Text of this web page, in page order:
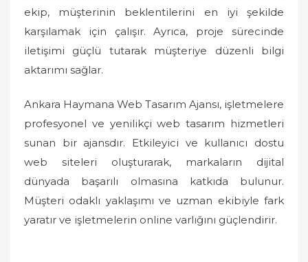
ekip, müşterinin beklentilerini en iyi şekilde
karşılamak için çalışır. Ayrıca, proje sürecinde
iletişimi güçlü tutarak müşteriye düzenli bilgi
aktarımı sağlar.
Ankara Haymana Web Tasarım Ajansı, işletmelere
profesyonel ve yenilikçi web tasarım hizmetleri
sunan bir ajansdır. Etkileyici ve kullanıcı dostu
web siteleri oluşturarak, markaların dijital
dünyada başarılı olmasına katkıda bulunur.
Müşteri odaklı yaklaşımı ve uzman ekibiyle fark
yaratır ve işletmelerin online varlığını güçlendirir.